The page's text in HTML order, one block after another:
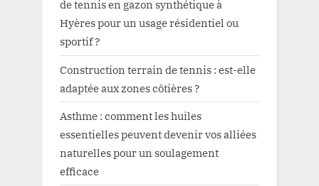
de tennis en gazon synthétique à
Hyères pour un usage résidentiel ou
sportif ?
Construction terrain de tennis : est-elle
adaptée aux zones côtières ?
Asthme : comment les huiles
essentielles peuvent devenir vos alliées
naturelles pour un soulagement
efficace